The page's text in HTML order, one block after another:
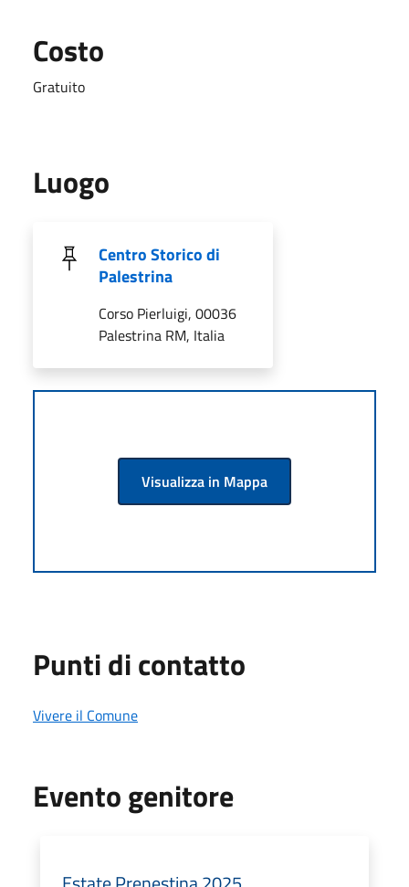
Costo
Gratuito
Luogo
Centro Storico di
Palestrina
Corso Pierluigi, 00036
Palestrina RM, Italia
Visualizza in Mappa
Punti di contatto
Vivere il Comune
Evento genitore